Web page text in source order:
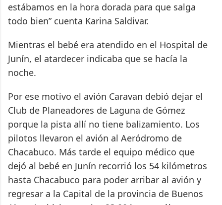
estábamos en la hora dorada para que salga
todo bien” cuenta Karina Saldivar.
Mientras el bebé era atendido en el Hospital de
Junín, el atardecer indicaba que se hacía la
noche.
Por ese motivo el avión Caravan debió dejar el
Club de Planeadores de Laguna de Gómez
porque la pista allí no tiene balizamiento. Los
pilotos llevaron el avión al Aeródromo de
Chacabuco. Más tarde el equipo médico que
dejó al bebé en Junín recorrió los 54 kilómetros
hasta Chacabuco para poder arribar al avión y
regresar a la Capital de la provincia de Buenos